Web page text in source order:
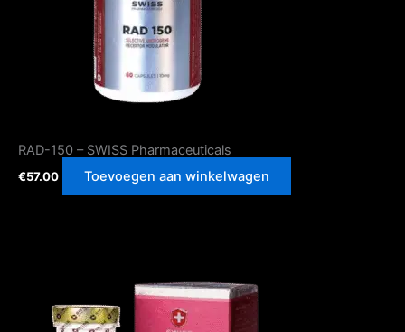
RAD-150 – SWISS Pharmaceuticals
€57.00 Toevoegen aan winkelwagen